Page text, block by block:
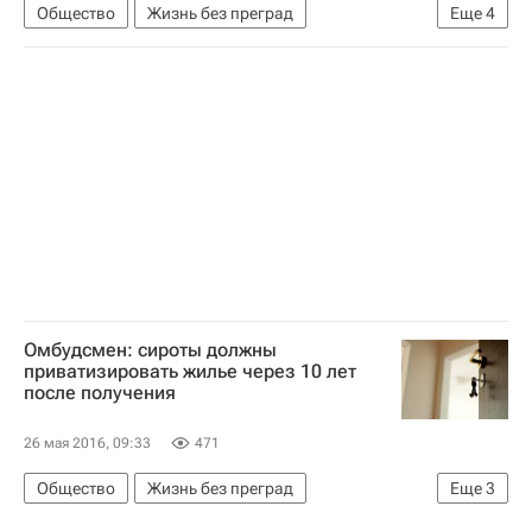
Сергей Тен
Ольга Казанская
"Б.Э.Л.А. Дети-бабочки" (фонд)
Еще4
Общество
Жизнь без преград
Социальная политика
Омбудсмен: сироты должны
приватизировать жилье через 10 лет
после получения
26 мая 2016, 09:33 471
Еще3
Общество
Жизнь без преград